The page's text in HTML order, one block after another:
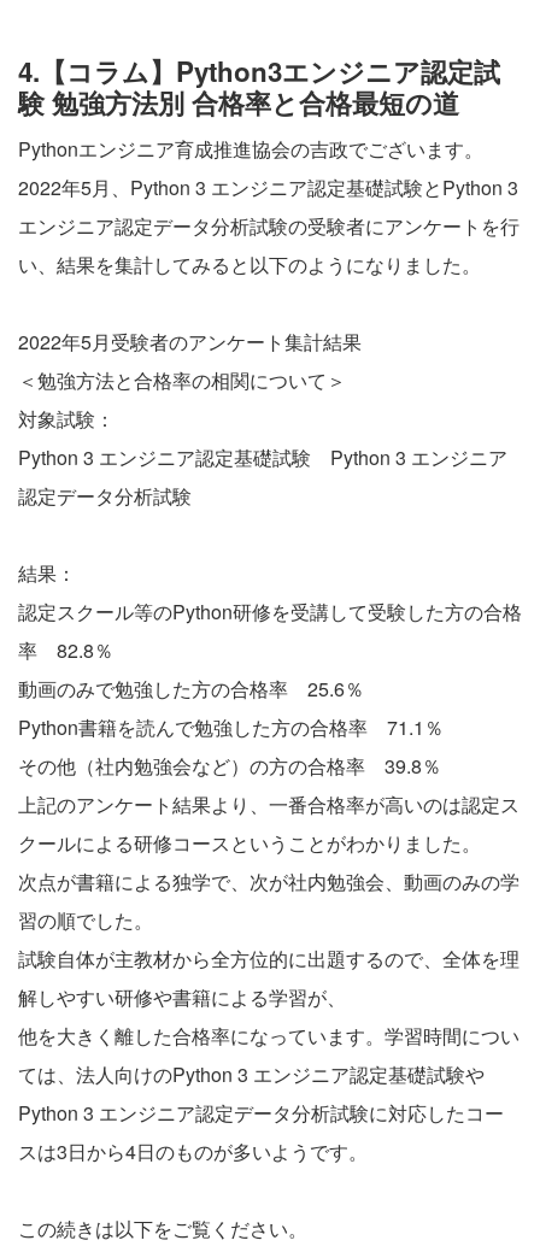
4.【コラム】Python3エンジニア認定試
験 勉強方法別 合格率と合格最短の道
Pythonエンジニア育成推進協会の吉政でございます。
2022年5月、Python 3 エンジニア認定基礎試験とPython 3
エンジニア認定データ分析試験の受験者にアンケートを行
い、結果を集計してみると以下のようになりました。
2022年5月受験者のアンケート集計結果
＜勉強方法と合格率の相関について＞
対象試験：
Python 3 エンジニア認定基礎試験 Python 3 エンジニア
認定データ分析試験
結果：
認定スクール等のPython研修を受講して受験した方の合格
率 82.8％
動画のみで勉強した方の合格率 25.6％
Python書籍を読んで勉強した方の合格率 71.1％
その他（社内勉強会など）の方の合格率 39.8％
上記のアンケート結果より、一番合格率が高いのは認定ス
クールによる研修コースということがわかりました。
次点が書籍による独学で、次が社内勉強会、動画のみの学
習の順でした。
試験自体が主教材から全方位的に出題するので、全体を理
解しやすい研修や書籍による学習が、
他を大きく離した合格率になっています。学習時間につい
ては、法人向けのPython 3 エンジニア認定基礎試験や
Python 3 エンジニア認定データ分析試験に対応したコー
スは3日から4日のものが多いようです。
この続きは以下をご覧ください。